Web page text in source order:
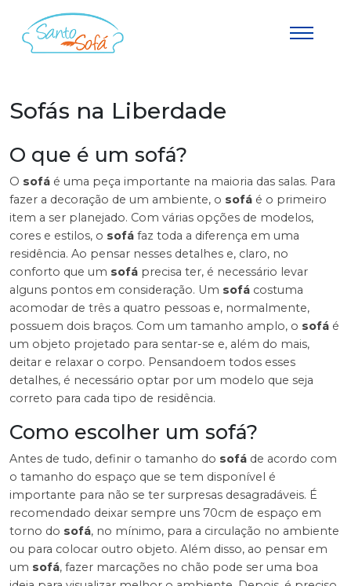
Sofás na Liberdade
O que é um sofá?
O sofá é uma peça importante na maioria das salas. Para
fazer a decoração de um ambiente, o sofá é o primeiro
item a ser planejado. Com várias opções de modelos,
cores e estilos, o sofá faz toda a diferença em uma
residência. Ao pensar nesses detalhes e, claro, no
conforto que um sofá precisa ter, é necessário levar
alguns pontos em consideração. Um sofá costuma
acomodar de três a quatro pessoas e, normalmente,
possuem dois braços. Com um tamanho amplo, o sofá é
um objeto projetado para sentar-se e, além do mais,
deitar e relaxar o corpo. Pensandoem todos esses
detalhes, é necessário optar por um modelo que seja
correto para cada tipo de residência.
Como escolher um sofá?
Antes de tudo, definir o tamanho do sofá de acordo com
o tamanho do espaço que se tem disponível é
importante para não se ter surpresas desagradáveis. É
recomendado deixar sempre uns 70cm de espaço em
torno do sofá, no mínimo, para a circulação no ambiente
ou para colocar outro objeto. Além disso, ao pensar em
um sofá, fazer marcações no chão pode ser uma boa